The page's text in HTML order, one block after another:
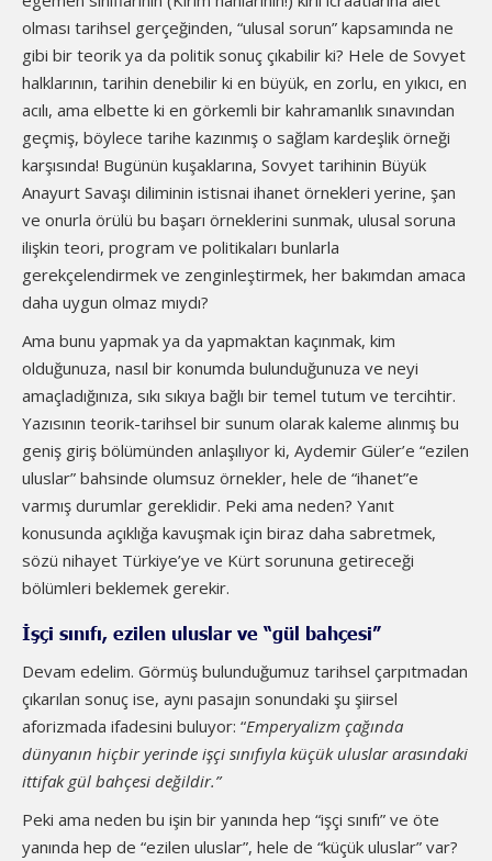
olması tarihsel gerçeğinden, “ulusal sorun” kapsamında ne
gibi bir teorik ya da politik sonuç çıkabilir ki? Hele de Sovyet
halklarının, tarihin denebilir ki en büyük, en zorlu, en yıkıcı, en
acılı, ama elbette ki en görkemli bir kahramanlık sınavından
geçmiş, böylece tarihe kazınmış o sağlam kardeşlik örneği
karşısında! Bugünün kuşaklarına, Sovyet tarihinin Büyük
Anayurt Savaşı diliminin istisnai ihanet örnekleri yerine, şan
ve onurla örülü bu başarı örneklerini sunmak, ulusal soruna
ilişkin teori, program ve politikaları bunlarla
gerekçelendirmek ve zenginleştirmek, her bakımdan amaca
daha uygun olmaz mıydı?
Ama bunu yapmak ya da yapmaktan kaçınmak, kim
olduğunuza, nasıl bir konumda bulunduğunuza ve neyi
amaçladığınıza, sıkı sıkıya bağlı bir temel tutum ve tercihtir.
Yazısının teorik-tarihsel bir sunum olarak kaleme alınmış bu
geniş giriş bölümünden anlaşılıyor ki, Aydemir Güler’e “ezilen
uluslar” bahsinde olumsuz örnekler, hele de “ihanet”e
varmış durumlar gereklidir. Peki ama neden? Yanıt
konusunda açıklığa kavuşmak için biraz daha sabretmek,
sözü nihayet Türkiye’ye ve Kürt sorununa getireceği
bölümleri beklemek gerekir.
İşçi sınıfı, ezilen uluslar ve “gül bahçesi”
Devam edelim. Görmüş bulunduğumuz tarihsel çarpıtmadan
çıkarılan sonuç ise, aynı pasajın sonundaki şu şiirsel
aforizmada ifadesini buluyor: “Emperyalizm çağında
dünyanın hiçbir yerinde işçi sınıfıyla küçük uluslar arasındaki
ittifak gül bahçesi değildir.”
Peki ama neden bu işin bir yanında hep “işçi sınıfı” ve öte
yanında hep de “ezilen uluslar”, hele de “küçük uluslar” var?